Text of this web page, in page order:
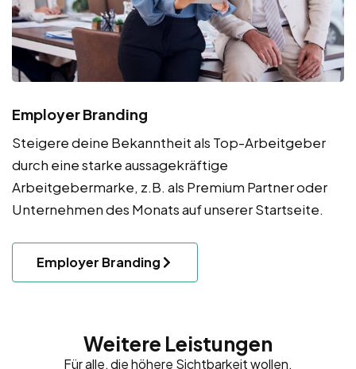
Employer Branding
Steigere deine Bekanntheit als Top-Arbeitgeber
durch eine starke aussagekräftige
Arbeitgebermarke, z.B. als Premium Partner oder
Unternehmen des Monats auf unserer Startseite.
Employer Branding
Weitere Leistungen
Für alle, die höhere Sichtbarkeit wollen.